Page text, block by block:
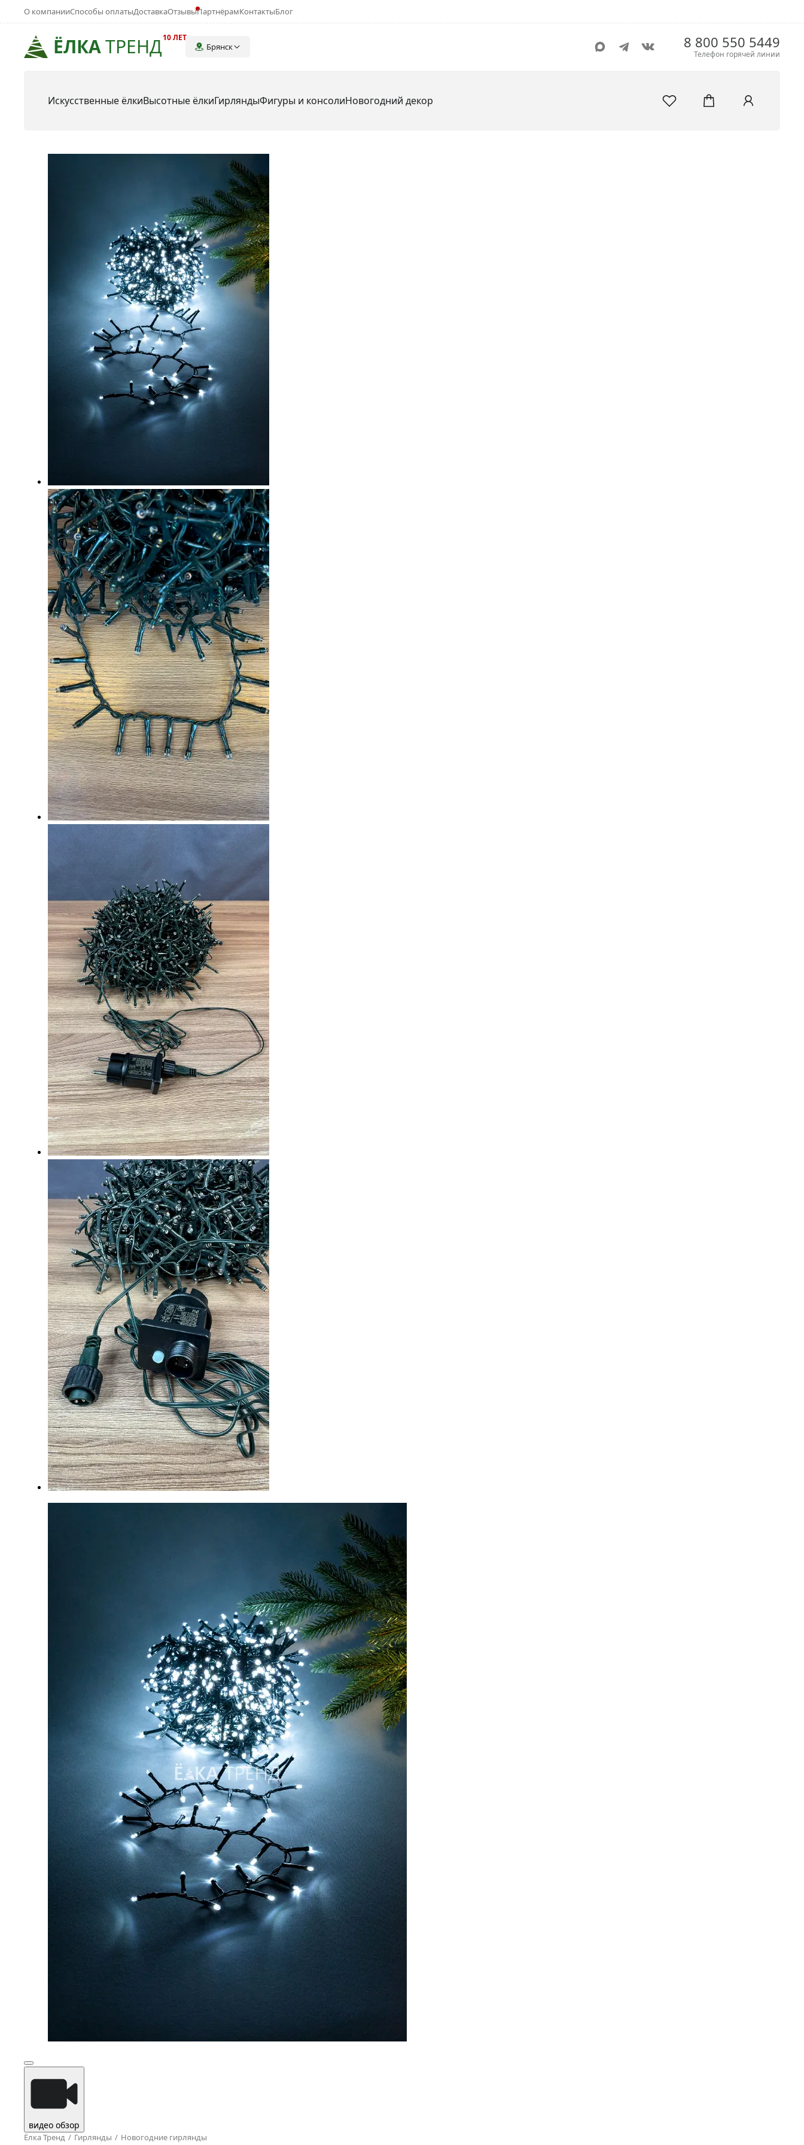
ЁЛКАТРЕНД10 ЛЕТ
Брянск
О компанииСпособы оплатыДоставкаОтзывыПартнёрамКонтактыБлог
8 800 550 5449
Телефон горячей линии
Искусственные ёлкиВысотные ёлкиГирляндыФигуры и консолиНовогодний декор
видео обзор
Ёлка Тренд Гирлянды Новогодние гирлянды